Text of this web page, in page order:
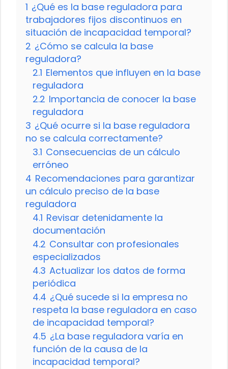
1 ¿Qué es la base reguladora para
trabajadores fijos discontinuos en
situación de incapacidad temporal?
2 ¿Cómo se calcula la base
reguladora?
2.1 Elementos que influyen en la base
reguladora
2.2 Importancia de conocer la base
reguladora
3 ¿Qué ocurre si la base reguladora
no se calcula correctamente?
3.1 Consecuencias de un cálculo
erróneo
4 Recomendaciones para garantizar
un cálculo preciso de la base
reguladora
4.1 Revisar detenidamente la
documentación
4.2 Consultar con profesionales
especializados
4.3 Actualizar los datos de forma
periódica
4.4 ¿Qué sucede si la empresa no
respeta la base reguladora en caso
de incapacidad temporal?
4.5 ¿La base reguladora varía en
función de la causa de la
incapacidad temporal?